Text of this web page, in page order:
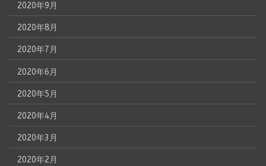
2020年9月
2020年8月
2020年7月
2020年6月
2020年5月
2020年4月
2020年3月
2020年2月